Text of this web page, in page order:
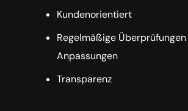
Kundenorientiert
Regelmäßige
Anpassungen
Transparenz